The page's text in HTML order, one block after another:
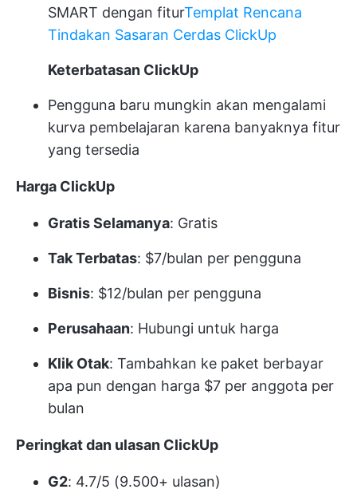
SMART dengan fiturTemplat Rencana
Tindakan Sasaran Cerdas ClickUp
Keterbatasan ClickUp
Pengguna baru mungkin akan mengalami
kurva pembelajaran karena banyaknya fitur
yang tersedia
Harga ClickUp
Gratis Selamanya: Gratis
Tak Terbatas: $7/bulan per pengguna
Bisnis: $12/bulan per pengguna
Perusahaan: Hubungi untuk harga
Klik Otak: Tambahkan ke paket berbayar
apa pun dengan harga $7 per anggota per
bulan
Peringkat dan ulasan ClickUp
G2: 4.7/5 (9.500+ ulasan)